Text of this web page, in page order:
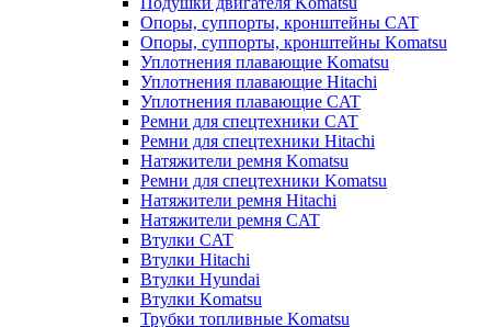
Опоры, суппорты, кронштейны CAT
Опоры, суппорты, кронштейны Komatsu
Уплотнения плавающие Komatsu
Уплотнения плавающие Hitachi
Уплотнения плавающие CAT
Ремни для спецтехники CAT
Ремни для спецтехники Hitachi
Натяжители ремня Komatsu
Ремни для спецтехники Komatsu
Натяжители ремня Hitachi
Натяжители ремня CAT
Втулки CAT
Втулки Hitachi
Втулки Hyundai
Втулки Komatsu
Трубки топливные Komatsu